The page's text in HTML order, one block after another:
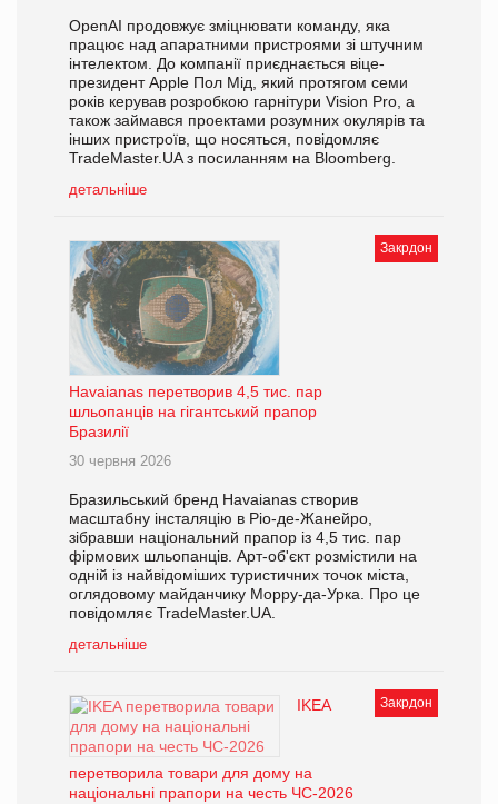
OpenAI продовжує зміцнювати команду, яка
працює над апаратними пристроями зі штучним
інтелектом. До компанії приєднається віце-
президент Apple Пол Мід, який протягом семи
років керував розробкою гарнітури Vision Pro, а
також займався проектами розумних окулярів та
інших пристроїв, що носяться, повідомляє
TradeMaster.UA з посиланням на Bloomberg.
детальніше
Закрдон
Havaianas перетворив 4,5 тис. пар
шльопанців на гігантський прапор
Бразилії
30 червня 2026
Бразильський бренд Havaianas створив
масштабну інсталяцію в Ріо-де-Жанейро,
зібравши національний прапор із 4,5 тис. пар
фірмових шльопанців. Арт-об'єкт розмістили на
одній із найвідоміших туристичних точок міста,
оглядовому майданчику Морру-да-Урка. Про це
повідомляє TradeMaster.UA.
детальніше
Закрдон
IKEA
перетворила товари для дому на
національні прапори на честь ЧС-2026